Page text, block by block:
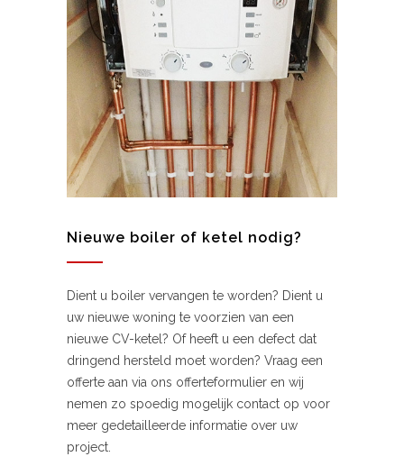
Nieuwe boiler of ketel nodig?
Dient u boiler vervangen te worden? Dient u
uw nieuwe woning te voorzien van een
nieuwe CV-ketel? Of heeft u een defect dat
dringend hersteld moet worden? Vraag een
offerte aan via ons offerteformulier en wij
nemen zo spoedig mogelijk contact op voor
meer gedetailleerde informatie over uw
project.